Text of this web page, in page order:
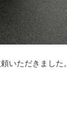
いただきました。